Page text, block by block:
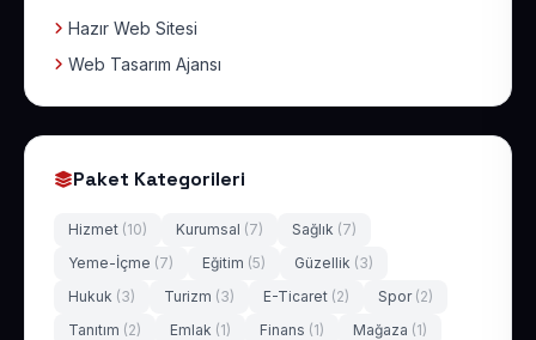
Hazır Web Sitesi
Web Tasarım Ajansı
Paket Kategorileri
Hizmet (10) Kurumsal (7) Sağlık (7)
Yeme-İçme (7) Eğitim (5) Güzellik (3)
Hukuk (3) Turizm (3) E-Ticaret (2) Spor (2)
Tanıtım (2) Emlak (1) Finans (1) Mağaza (1)